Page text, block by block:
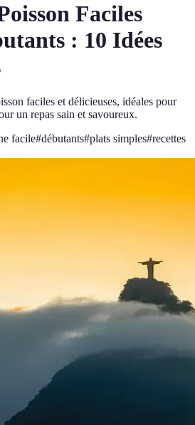
Faciles
: 10 Idées
faciles et délicieuses, idéales pour
un repas sain et savoureux.
facile#débutants#plats simples#recettes